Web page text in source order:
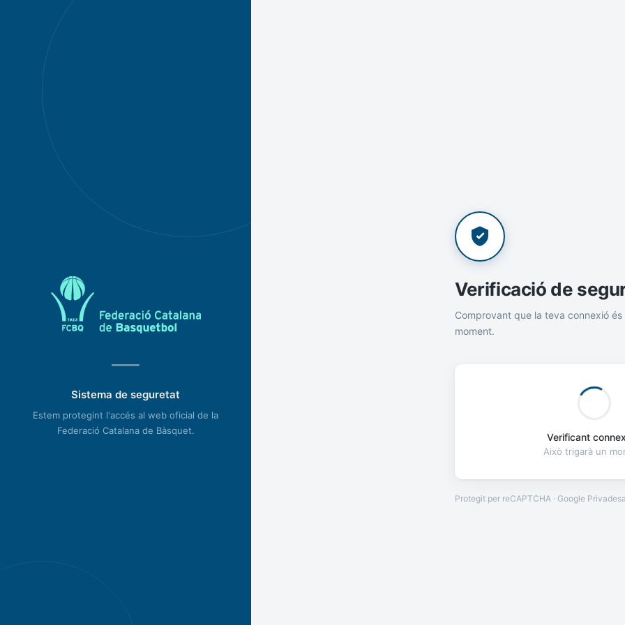
Sistema de seguretat
Estem protegint l'accés al web oficial de la
Federació Catalana de Bàsquet.
Verificació de
Comprovant que la teva connexió és
moment.
Verificant
Això trigarà un
Protegit per reCAPTCHA · Google Privadesa